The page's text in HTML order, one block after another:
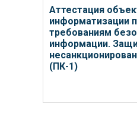
Аттестация
информатизации
требованиям
информации.
(ПК-1)